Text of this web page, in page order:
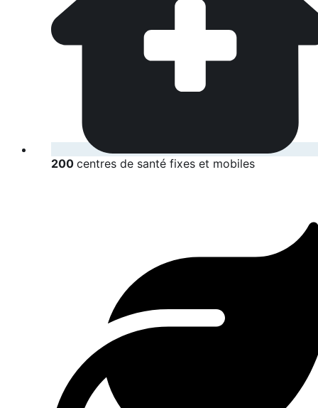
200 centres de santé fixes et mobiles